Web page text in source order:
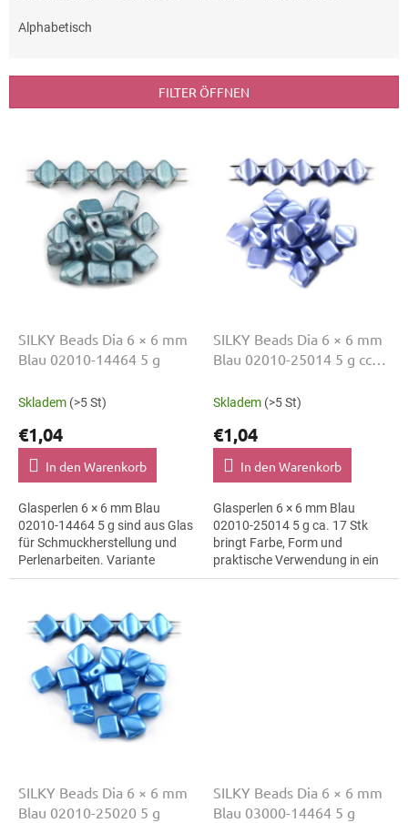
d
s
Alphabetisch
FILTER ÖFFNEN
SILKY Beads Dia 6 × 6 mm
Blau 02010-14464 5 g
Skladem (>5 St)
€1,04
In den Warenkorb
Glasperlen 6 × 6 mm Blau
02010-14464 5 g sind aus Glas
für Schmuckherstellung und
Perlenarbeiten. Variante
02010-14464 eignet sich für
Perlenarbeiten,...
SILKY Beads Dia 6 × 6 mm
Blau 02010-25014 5 g cca
Skladem (>5 St)
€1,04
In den Warenkorb
Glasperlen 6 × 6 mm Blau
02010-25014 5 g ca. 17 Stk
bringt Farbe, Form und
praktische Verwendung in ein
stimmiges Schmuckprojekt.
SILKY Beads Dia 6 × 6 mm
Blau 02010-25020 5 g
SILKY Beads Dia 6 × 6 mm
Blau 03000-14464 5 g